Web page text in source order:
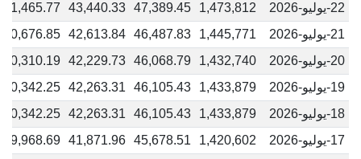
22-يوليو-2026
1,473,812
47,389.45
43,440.33
41,465.77
21-يوليو-2026
1,445,771
46,487.83
42,613.84
40,676.85
20-يوليو-2026
1,432,740
46,068.79
42,229.73
40,310.19
19-يوليو-2026
1,433,879
46,105.43
42,263.31
40,342.25
18-يوليو-2026
1,433,879
46,105.43
42,263.31
40,342.25
17-يوليو-2026
1,420,602
45,678.51
41,871.96
39,968.69